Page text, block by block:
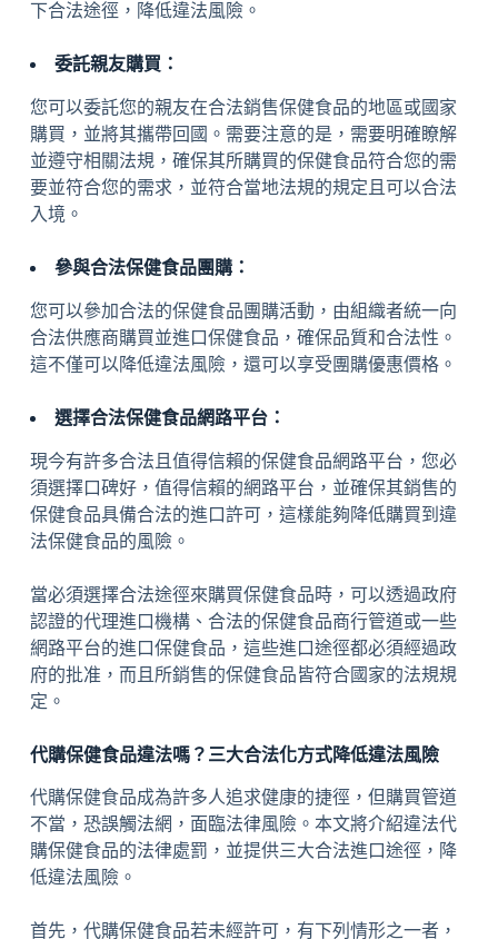
下合法途徑，降低違法風險。
委託親友購買：
您可以委託您的親友在合法銷售保健食品的地區或國家
購買，並將其攜帶回國。需要注意的是，需要明確瞭解
並遵守相關法規，確保其所購買的保健食品符合您的需
要並符合您的需求，並符合當地法規的規定且可以合法
入境。
參與合法保健食品團購：
您可以參加合法的保健食品團購活動，由組織者統一向
合法供應商購買並進口保健食品，確保品質和合法性。
這不僅可以降低違法風險，還可以享受團購優惠價格。
選擇合法保健食品網路平台：
現今有許多合法且值得信賴的保健食品網路平台，您必
須選擇口碑好，值得信賴的網路平台，並確保其銷售的
保健食品具備合法的進口許可，這樣能夠降低購買到違
法保健食品的風險。
當必須選擇合法途徑來購買保健食品時，可以透過政府
認證的代理進口機構、合法的保健食品商行管道或一些
網路平台的進口保健食品，這些進口途徑都必須經過政
府的批准，而且所銷售的保健食品皆符合國家的法規規
定。
代購保健食品違法嗎？三大合法化方式降低違法風險
代購保健食品成為許多人追求健康的捷徑，但購買管道
不當，恐誤觸法網，面臨法律風險。本文將介紹違法代
購保健食品的法律處罰，並提供三大合法進口途徑，降
低違法風險。
首先，代購保健食品若未經許可，有下列情形之一者，